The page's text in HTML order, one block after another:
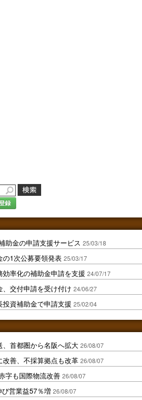
録
助金の申請支援サービス 25/03/18
1次公募要領発表 25/03/17
率化の補助金申請を支援 24/07/17
交付申請を受け付け 24/06/27
資補助金で申請支援 25/02/04
首都圏から名阪へ拡大 26/08/07
善、不採算拠点も改革 26/08/07
字も国際物流改善 26/08/07
営業益57％増 26/08/07